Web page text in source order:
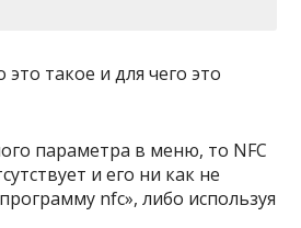
параметра в меню, то NFC
и его ни как не
nfc», либо используя